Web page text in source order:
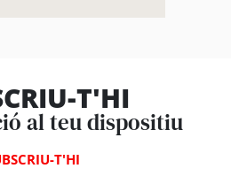
T'HI
al teu dispositiu
T'HI